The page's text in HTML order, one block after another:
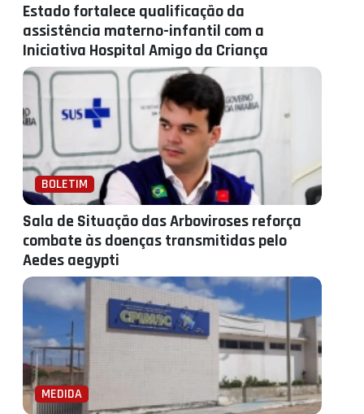
Estado fortalece qualificação da
assistência materno-infantil com a
Iniciativa Hospital Amigo da Criança
BOLETIM
Sala de Situação das Arboviroses reforça
combate às doenças transmitidas pelo
Aedes aegypti
MEDIDA